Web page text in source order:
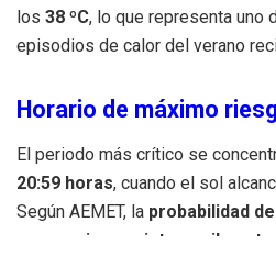
los 38 ºC, lo que representa uno
episodios de calor del verano
Horario de máximo
El periodo más crítico se
20:59 horas, cuando el sol
Según AEMET, la probabilidad
escenario previsto oscila